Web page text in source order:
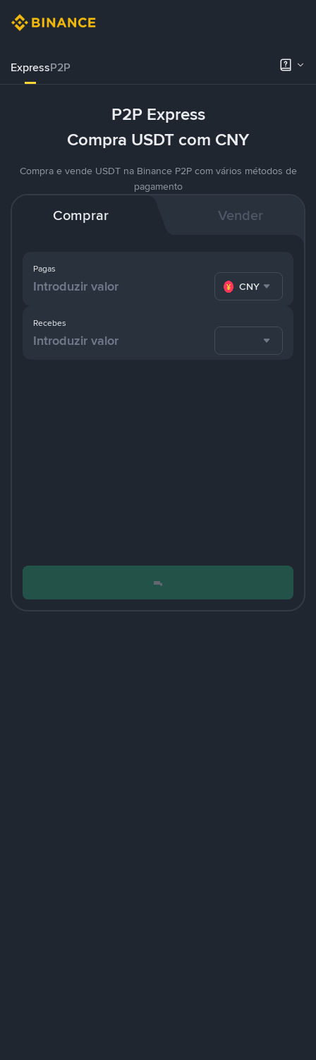
ExpressP2P
P2P Express
Compra USDT com CNY
Compra e vende USDT na Binance P2P com vários métodos de
pagamento
Comprar Vender
Pagas
CNY
Recebes